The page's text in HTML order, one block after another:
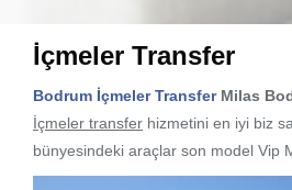
İçmeler Transfer
Bodrum İçmeler TransferMilas
İçmeler transfer hizmetini en iyi biz
bünyesindeki araçlar son model Vip